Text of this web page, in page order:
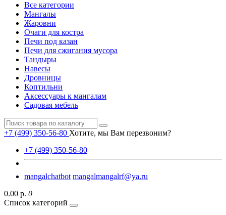
Все категории
Мангалы
Жаровни
Очаги для костра
Печи под казан
Печи для сжигания мусора
Тандыры
Навесы
Дровницы
Коптильни
Аксессуары к мангалам
Садовая мебель
+7 (499) 350-56-80 Хотите, мы Вам перезвоним?
+7 (499) 350-56-80
mangalchatbot mangalmangalrf@ya.ru
0.00 р. 0
Список категорий